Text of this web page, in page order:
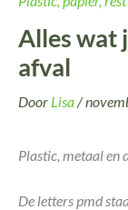
Alles wat
afval
Door Lisa/
Plastic, metaal en
De letters pmd